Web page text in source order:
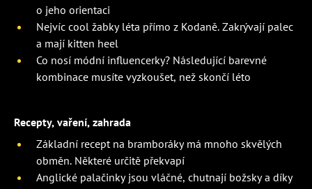
o jeho orientaci
Nejvíc cool žabky léta přímo z Kodaně. Zakrývají palec
a mají kitten heel
Co nosí módní influencerky? Následující barevné
kombinace musíte vyzkoušet, než skončí léto
Recepty, vaření, zahrada
Základní recept na bramboráky má mnoho skvělých
obměn. Některé určitě překvapí
Anglické palačinky jsou vláčné, chutnají božsky a díky